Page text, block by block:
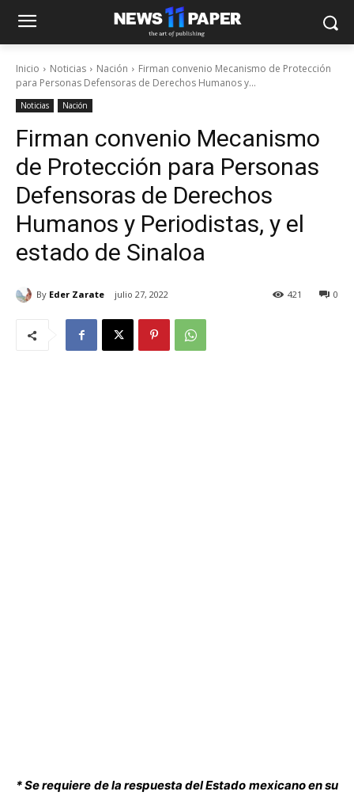
Inicio Noticias Nación
Firman convenio Mecanismo de Protección
para Personas Defensoras de Derechos Humanos y...
Noticias Nación
Firman convenio Mecanismo
de Protección para Personas
Defensoras de Derechos
Humanos y Periodistas, y el
estado de Sinaloa
By Eder Zarate julio 27, 2022 0
421
* Se requiere de la respuesta del Estado mexicano en su